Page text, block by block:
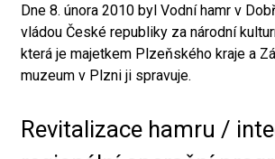
Dne 8. února 2010 byl Vodní hamr v
vládou České republiky za národní
která je majetkem Plzeňského kraje a
muzeum v Plzni ji spravuje.
Revitalizace hamru /